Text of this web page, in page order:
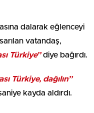
dalarak eğlenceyi
vatandaş,
Türkiye”diye bağırdı.
Türkiye, dağılın”
kayda aldırdı.